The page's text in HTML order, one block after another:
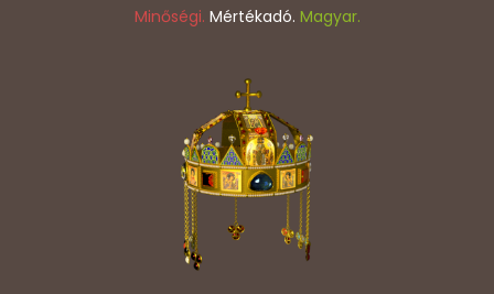
Minőségi. Mértékadó. Magyar.